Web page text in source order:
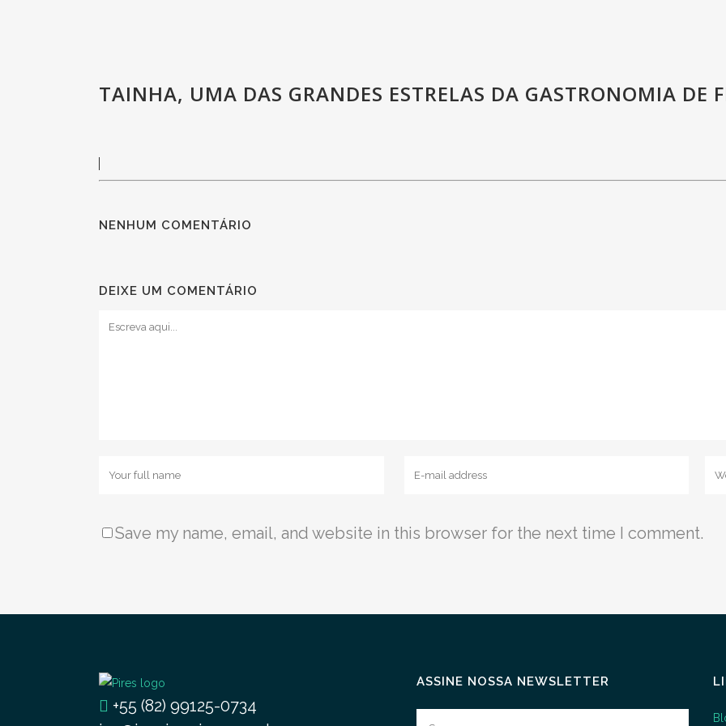
TAINHA, UMA DAS GRANDES ESTRELAS DA GASTRONOMIA DE
NENHUM COMENTÁRIO
DEIXE UM COMENTÁRIO
Save my name, email, and website in this browser for the next time I comment.
+55 (82) 99125-0734
ASSINE NOSSA NEWSLETTER